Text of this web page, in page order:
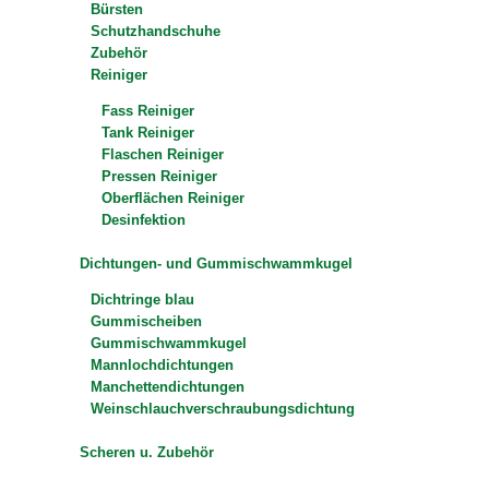
Bürsten
Schutzhandschuhe
Zubehör
Reiniger
Fass Reiniger
Tank Reiniger
Flaschen Reiniger
Pressen Reiniger
Oberflächen Reiniger
Desinfektion
Dichtungen- und Gummischwammkugel
Dichtringe blau
Gummischeiben
Gummischwammkugel
Mannlochdichtungen
Manchettendichtungen
Weinschlauchverschraubungsdichtung
Scheren u. Zubehör